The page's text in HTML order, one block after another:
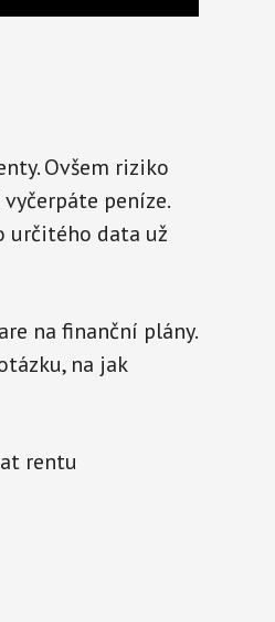
Ovšem riziko
peníze.
určitého data už
na finanční plány.
na jak
rentu